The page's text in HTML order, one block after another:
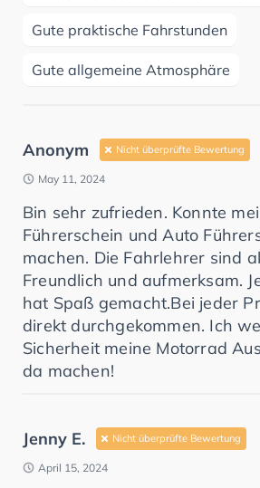
Gute praktische Fahrstunden
Gute allgemeine Atmosphäre
Anonym Nicht überprüfte Bewertung
May 11, 2024
Bin sehr zufrieden. Konnte
Führerschein und Auto
machen. Die Fahrlehrer sind
Freundlich und aufmerksam.
hat Spaß gemacht.Bei jeder
direkt durchgekommen. Ich
Sicherheit meine Motorrad
da machen!
Jenny E. Nicht überprüfte Bewertung
April 15, 2024